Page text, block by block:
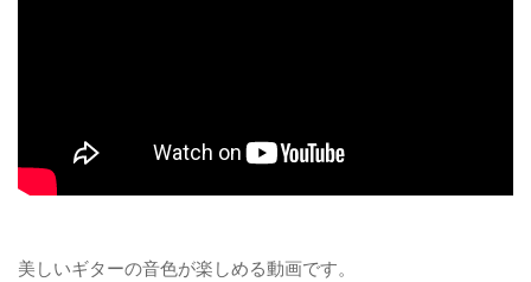
美しいギターの音色が楽しめる動画です。